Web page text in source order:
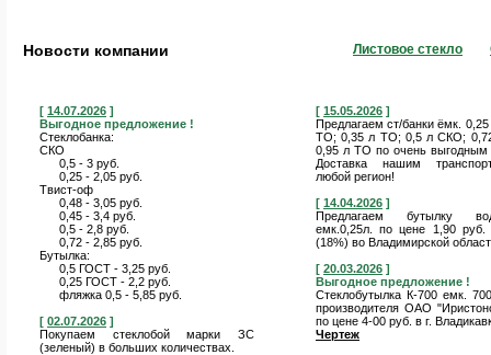
Листовое стекло
Новости компании
[ 14.07.2026 ]
Выгодное предложение !
Стеклобанка:
СКО
0,5 - 3 руб.
0,25 - 2,05 руб.
Твист-оф
0,48 - 3,05 руб.
0,45 - 3,4 руб.
0,5 - 2,8 руб.
0,72 - 2,85 руб.
Бутылка:
0,5 ГОСТ - 3,25 руб.
0,25 ГОСТ - 2,2 руб.
фляжка 0,5 - 5,85 руб.
[ 02.07.2026 ]
Покупаем стеклобой марки ЗС
(зеленый) в больших количествах.
[ 15.05.2026 ]
Предлагаем ст/банки ёмк.
ТО; 0,35 л ТО; 0,5 л СКО;
0,95 л ТО по очень выгодным
Доставка нашим
любой регион!
[ 14.04.2026 ]
Предлагаем бутылку
емк.0,25л. по цене 1,90
(18%) во Владимирской
[ 20.03.2026 ]
Выгодное предложение !
Стеклобутылка К-700 емк.
производителя ОАО
по цене 4-00 руб. в г.
Чертеж